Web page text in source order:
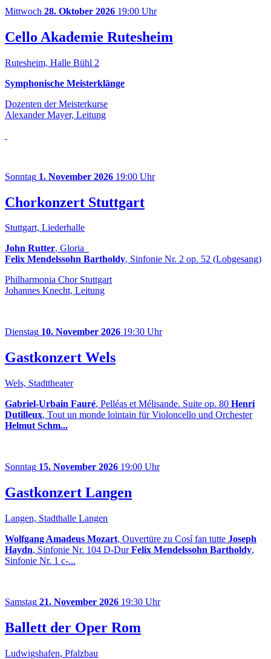
Mittwoch 28. Oktober 2026 19:00 Uhr
Cello Akademie Rutesheim
Rutesheim, Halle Bühl 2
Symphonische Meisterklänge
Dozenten der Meisterkurse
Alexander Mayer, Leitung
Sonntag 1. November 2026 19:00 Uhr
Chorkonzert Stuttgart
Stuttgart, Liederhalle
John Rutter, Gloria
Felix Mendelssohn Bartholdy, Sinfonie Nr. 2 op. 52 (Lobgesang)
Philharmonia Chor Stuttgart
Johannes Knecht, Leitung
Dienstag 10. November 2026 19:30 Uhr
Gastkonzert Wels
Wels, Stadttheater
Gabriel-Urbain Fauré, Pelléas et Mélisande. Suite op. 80 Henri
Dutilleux, Tout un monde lointain für Violoncello und Orchester
Helmut Schm...
Sonntag 15. November 2026 19:00 Uhr
Gastkonzert Langen
Langen, Stadthalle Langen
Wolfgang Amadeus Mozart, Ouvertüre zu Cosí fan tutte Joseph
Haydn, Sinfonie Nr. 104 D-DurFelix Mendelssohn Bartholdy,
Sinfonie Nr. 1 c-...
Samstag 21. November 2026 19:30 Uhr
Ballett der Oper Rom
Ludwigshafen, Pfalzbau